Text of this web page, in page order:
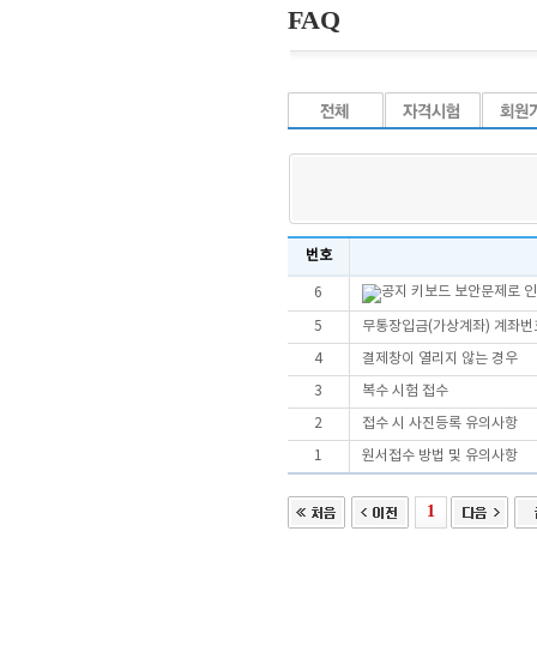
FAQ
번호
6 키보드 보안문제로
5 무통장입금(가상계좌) 계좌번
4 결제창이 열리지 않는 경우
3 복수 시험 접수
2 접수 시 사진등록 유의사항
1 원서접수 방법 및 유의사항
1